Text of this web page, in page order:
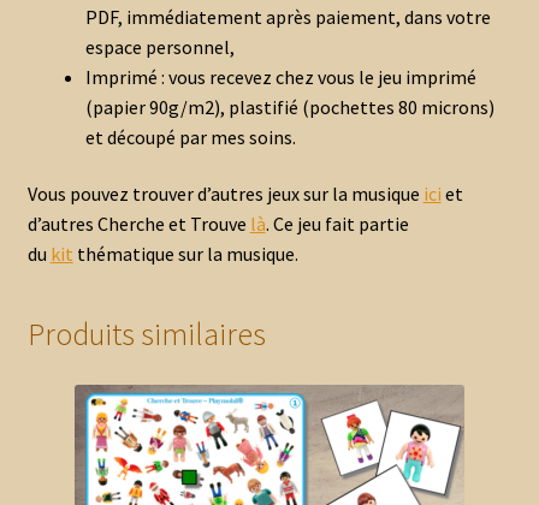
PDF, immédiatement après paiement, dans votre
espace personnel,
Imprimé : vous recevez chez vous le jeu imprimé
(papier 90g/m2), plastifié (pochettes 80 microns)
et découpé par mes soins.
Vous pouvez trouver d’autres jeux sur la musique ici et
d’autres Cherche et Trouve là. Ce jeu fait partie
du kit thématique sur la musique.
Produits similaires